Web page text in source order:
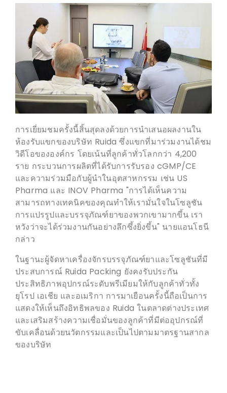
การเยี่ยมชมครั้งนี้สิ้นสุดลงด้วยการนำเสนอผลงานใน
ห้องรับแขกของบริษัท Ruida ซึ่งแขกที่มาร่วมงานได้ชม
วิดีโอขององค์กร โดยเน้นที่ลูกค้าทั่วโลกกว่า 4,200
นายแอนโธนีกล่าว
ในฐานะผู้จัดหาเครื่องจักรบรรจุภัณฑ์ยาและโซลูชันที่มี
ประสบการณ์ Ruida Packing ยังคงรับประกัน
ประสิทธิภาพอุปกรณ์ระดับพรีเมียมให้กับลูกค้าทั่วทั้ง
ยุโรป เอเชีย และอเมริกา การมาเยือนครั้งนี้ถือเป็นการ
แสดงให้เห็นถึงอิทธิพลของ Ruida ในตลาดต่างประเทศ
ขับเคลื่อนด้วยนวัตกรรมและเป็นไปตามมาตรฐานสากล
ของบริษัท
แบ่งปัน: